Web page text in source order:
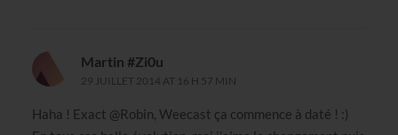
Martin #Zi0u
29 JUILLET 2014 AT 16 H 57 MIN
Haha ! Exact @Robin, Weecast ça commence à daté ! :)